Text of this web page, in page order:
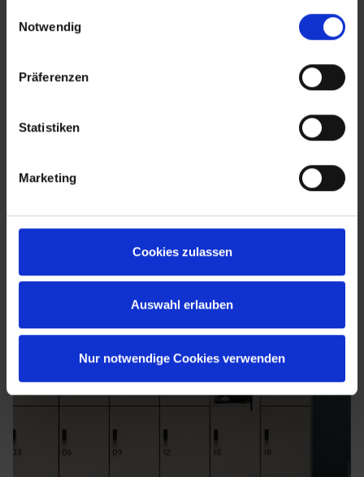
Notwendig
Präferenzen
Statistiken
Marketing
Cookies zulassen
Auswahl erlauben
Nur notwendige Cookies verwenden